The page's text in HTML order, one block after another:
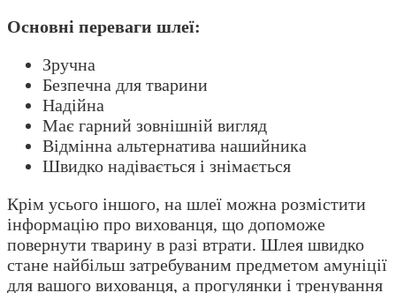
Основні переваги шлеї:
Зручна
Безпечна для тварини
Надійна
Має гарний зовнішній вигляд
Відмінна альтернатива нашийника
Швидко надівається і знімається
Крім усього іншого, на шлеї можна розмістити
інформацію про вихованця, що допоможе
повернути тварину в разі втрати. Шлея швидко
стане найбільш затребуваним предметом амуніції
для вашого вихованця, а прогулянки і тренування